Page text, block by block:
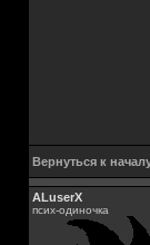
Вернуться к
ALuserX
псих-одиночка